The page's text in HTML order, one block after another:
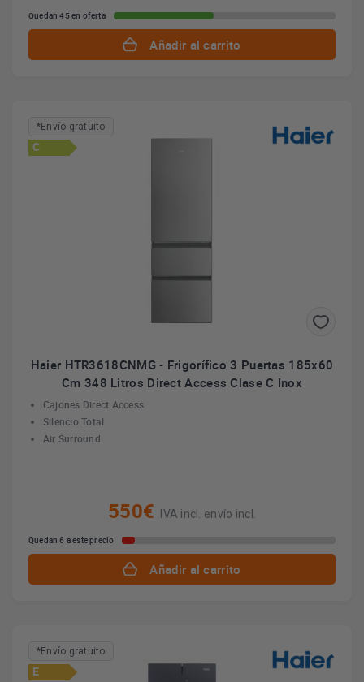
Quedan 45 en oferta
Añadir al carrito
*Envío gratuito
C
Haier HTR3618CNMG - Frigorífico 3 Puertas 185x60
Cm 348 Litros Direct Access Clase C Inox
Cajones Direct Access
Silencio Total
Air Surround
550€ IVA incl. envío incl.
Quedan 6 a este precio
Añadir al carrito
*Envío gratuito
E